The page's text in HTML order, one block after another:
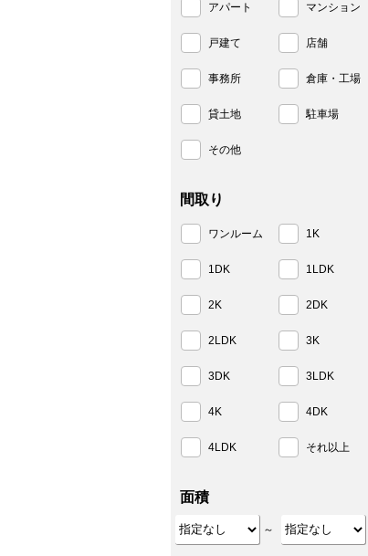
アパート マンション
戸建て 店舗
事務所 倉庫・工場
貸土地 駐車場
その他
間取り
ワンルーム 1K
1DK 1LDK
2K 2DK
2LDK 3K
3DK 3LDK
4K 4DK
4LDK それ以上
面積
～